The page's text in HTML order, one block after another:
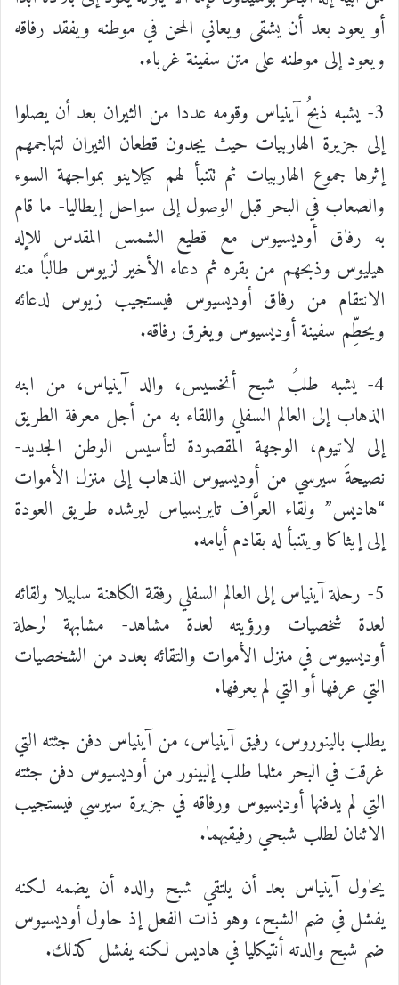
أو يعود بعد أن يشقى ويعاني المحن في موطنه ويفقد رفاقه
ويعود إلى موطنه على متن سفينة غرباء.
3- يشبه ذبحُ آينياس وقومه عددا من الثيران بعد أن يصلوا
إلى جزيرة الهاربيات حيث يجدون قطعان الثيران لتهاجمهم
إثرها جموع الهاربيات ثم تتنبأ لهم كيلاينو بمواجهة السوء
والصعاب في البحر قبل الوصول إلى سواحل إيطاليا- ما قام
به رفاق أوديسيوس مع قطيع الشمس المقدس للإله
هيليوس وذبحهم من بقره ثم دعاء الأخير لزيوس طالبًا منه
الانتقام من رفاق أوديسيوس فيستجيب زيوس لدعائه
ويحطِّم سفينة أوديسيوس ويغرق رفاقه.
4- يشبه طلبُ شبح أنخسيس، والد آينياس، من ابنه
الذهاب إلى العالم السفلي واللقاء به من أجل معرفة الطريق
إلى لاتيوم، الوجهة المقصودة لتأسيس الوطن الجديد-
نصيحةَ سيرسي من أوديسيوس الذهاب إلى منزل الأموات
“هاديس” ولقاء العرَّاف تايريسياس ليرشده طريق العودة
إلى إيثاكا ويتنبأ له بقادم أيامه.
5- رحلة آينياس إلى العالم السفلي رفقة الكاهنة سابيلا ولقائه
لعدة شخصيات ورؤيته لعدة مشاهد- مشابهة لرحلة
أوديسيوس في منزل الأموات والتقائه بعدد من الشخصيات
التي عرفها أو التي لم يعرفها.
يطلب بالينوروس، رفيق آينياس، من آينياس دفن جثته التي
غرقت في البحر مثلما طلب إلبينور من أوديسيوس دفن جثته
التي لم يدفنها أوديسيوس ورفاقه في جزيرة سيرسي فيستجيب
الاثنان لطلب شبحي رفيقيهما.
يحاول آينياس بعد أن يلتقي شبح والده أن يضمه لكنه
يفشل في ضم الشبح، وهو ذات الفعل إذ حاول أوديسيوس
ضم شبح والدته أنتيكليا في هاديس لكنه يفشل كذلك.